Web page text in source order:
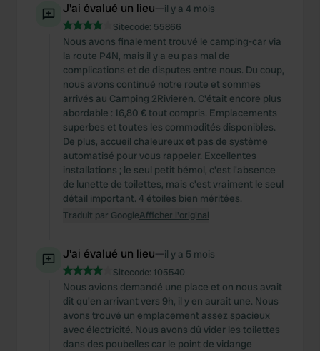
J'ai évalué un lieu—il y a 4 mois
Sitecode: 55866
Nous avons finalement trouvé le camping-car via
la route P4N, mais il y a eu pas mal de
complications et de disputes entre nous. Du coup,
nous avons continué notre route et sommes
arrivés au Camping 2Rivieren. C'était encore plus
abordable : 16,80 € tout compris. Emplacements
superbes et toutes les commodités disponibles.
De plus, accueil chaleureux et pas de système
automatisé pour vous rappeler. Excellentes
installations ; le seul petit bémol, c'est l'absence
de lunette de toilettes, mais c'est vraiment le seul
détail important. 4 étoiles bien méritées.
Traduit par GoogleAfficher l'original
J'ai évalué un lieu—il y a 5 mois
Sitecode: 105540
Nous avions demandé une place et on nous avait
dit qu'en arrivant vers 9h, il y en aurait une. Nous
avons trouvé un emplacement assez spacieux
avec électricité. Nous avons dû vider les toilettes
dans des poubelles car le point de vidange